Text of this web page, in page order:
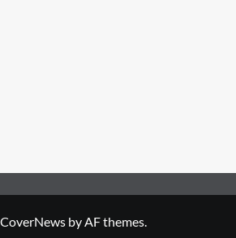
CoverNews by AF themes.